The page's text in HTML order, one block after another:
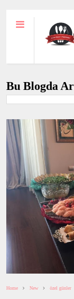
Bu Blogda
Home New özel günler